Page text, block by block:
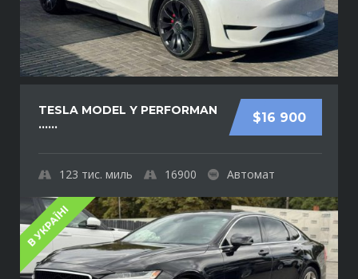
$16 900
TESLA MODEL Y PERFORMAN
......
123 тис. миль 16900 Автомат
В УКРАЇНІ